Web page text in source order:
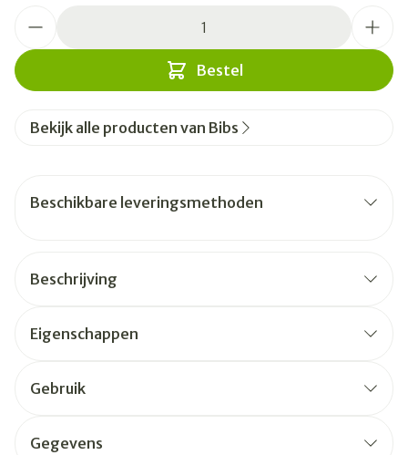
Bestel
Bekijk alle producten van Bibs
Beschikbare leveringsmethoden
Beschrijving
Eigenschappen
Gebruik
Gegevens